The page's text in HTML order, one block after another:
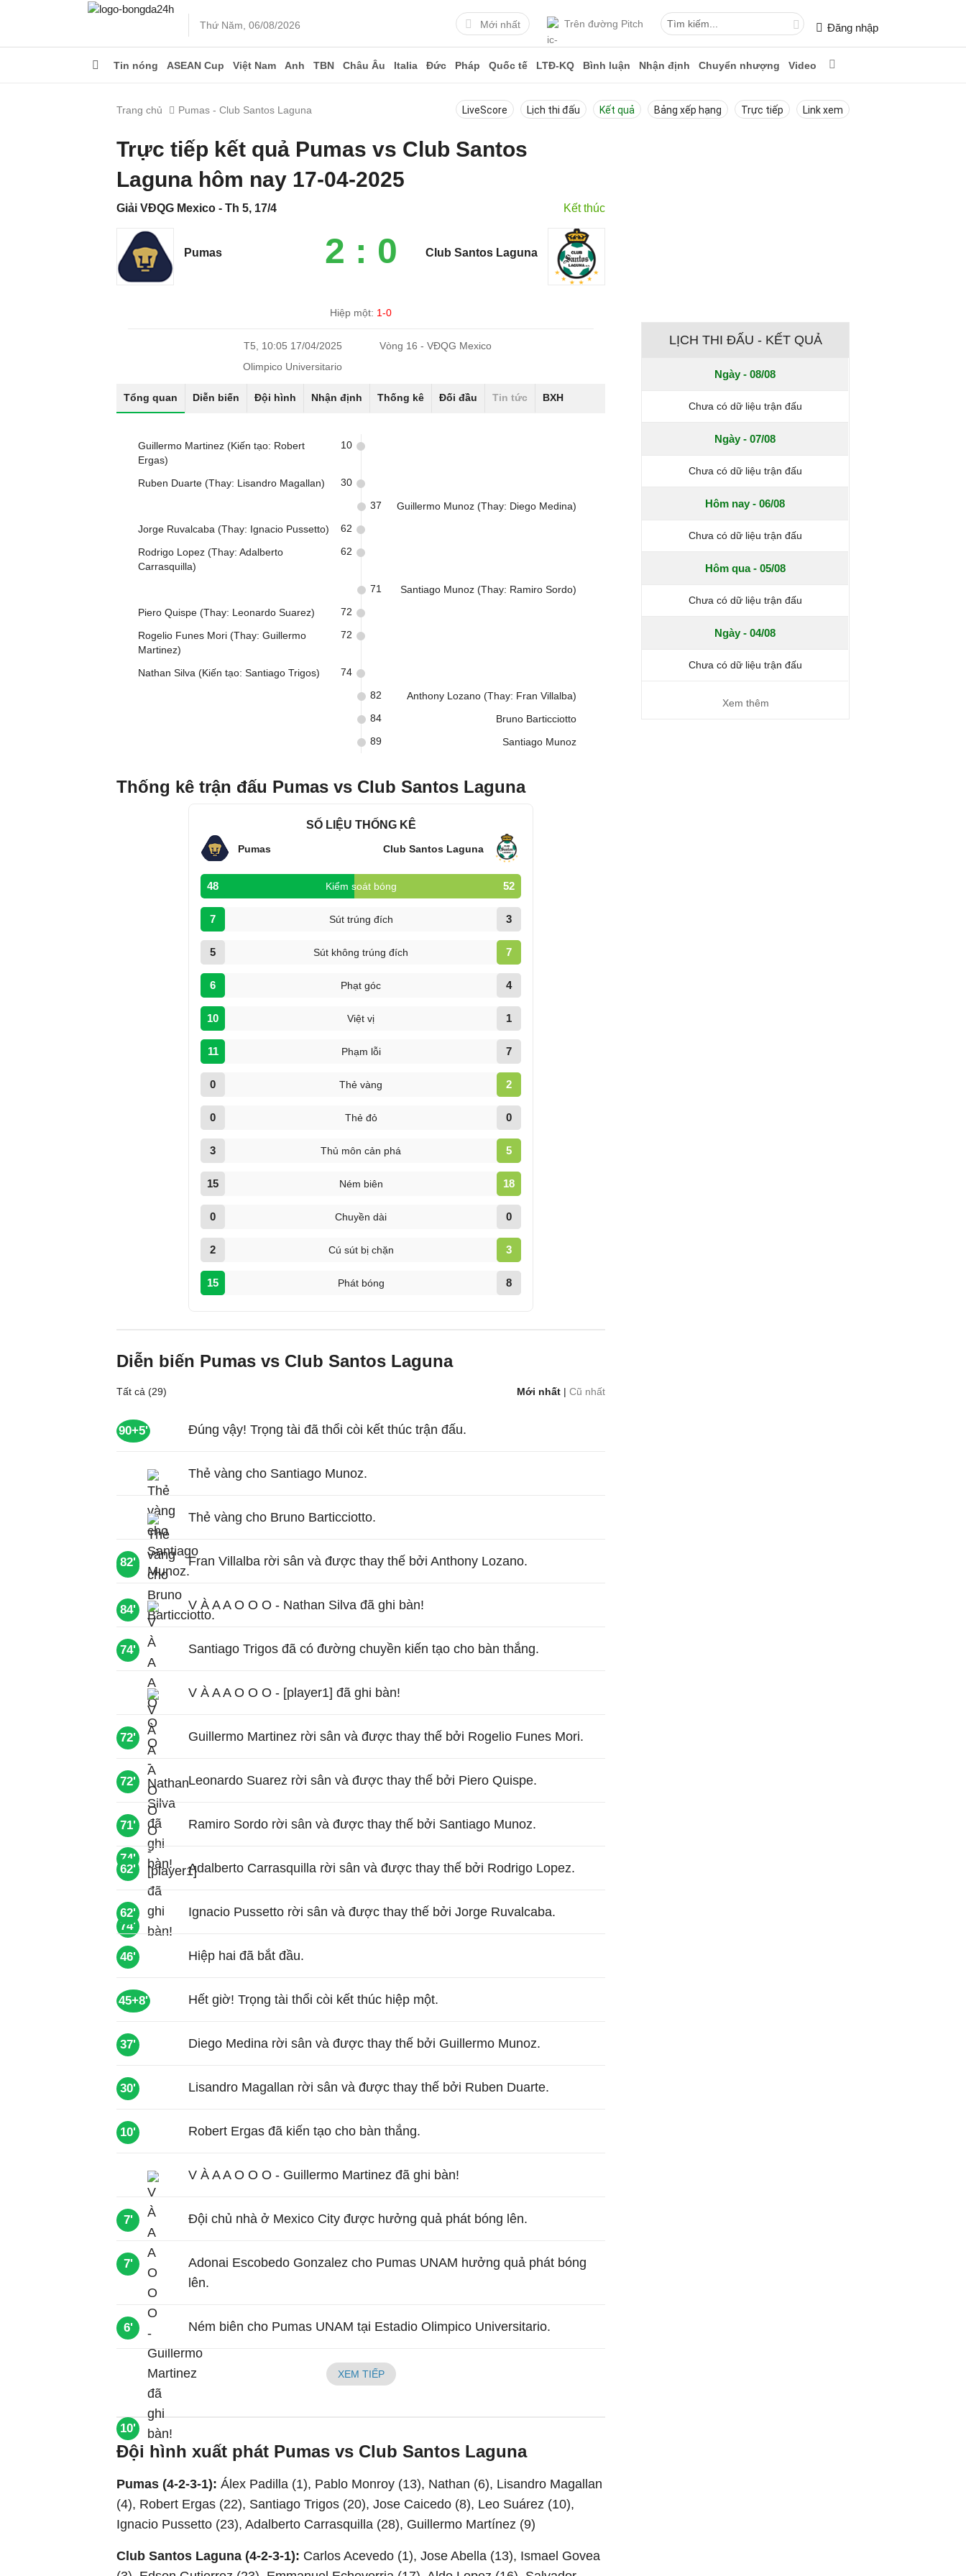
Thứ Năm, 06/08/2026 Mới nhất Trên đường Pitch Đăng nhập
Tin nóng ASEAN Cup Việt Nam Anh TBN Châu Âu Italia Đức Pháp Quốc tế LTĐ-KQ Bình luận Nhận định Chuyển nhượng Video
Trang chủ Pumas - Club Santos Laguna LiveScore Lịch thi đấu Kết quả Bảng xếp hạng Trực tiếp Link xem
Trực tiếp kết quả Pumas vs Club Santos
Laguna hôm nay 17-04-2025
Giải VĐQG Mexico - Th 5, 17/4 Kết thúc
Pumas 2 : 0 Club Santos Laguna
Hiệp một: 1-0
T5, 10:05 17/04/2025
Vòng 16 - VĐQG Mexico
Olimpico Universitario
Tổng quan Diễn biến Đội hình Nhận định Thống kê Đối đầu Tin tức BXH
Guillermo Martinez (Kiến tạo: Robert
Ergas)
10
Ruben Duarte (Thay: Lisandro Magallan) 30
Guillermo Munoz (Thay: Diego Medina)
37
Jorge Ruvalcaba (Thay: Ignacio Pussetto) 62
Rodrigo Lopez (Thay: Adalberto
Carrasquilla)
62
Santiago Munoz (Thay: Ramiro Sordo)
71
Piero Quispe (Thay: Leonardo Suarez) 72
Rogelio Funes Mori (Thay: Guillermo
Martinez)
72
Nathan Silva (Kiến tạo: Santiago Trigos) 74
Anthony Lozano (Thay: Fran Villalba)
82
Bruno Barticciotto
84
Santiago Munoz
89
Thống kê trận đấu Pumas vs Club Santos Laguna
SỐ LIỆU THỐNG KÊ
Pumas Club Santos Laguna
48 Kiểm soát bóng 52
7 Sút trúng đích 3
5 Sút không trúng đích 7
6 Phạt góc 4
10 Việt vị 1
11 Phạm lỗi 7
0 Thẻ vàng 2
0 Thẻ đỏ 0
3 Thủ môn cản phá 5
15 Ném biên 18
0 Chuyền dài 0
2 Cú sút bị chặn 3
15 Phát bóng 8
Diễn biến Pumas vs Club Santos Laguna
Tất cả (29) Mới nhất |Cũ nhất
90+5' Đúng vậy! Trọng tài đã thổi còi kết thúc trận đấu.
89'
Thẻ vàng cho Santiago Munoz.
84'
Thẻ vàng cho Bruno Barticciotto.
82' Fran Villalba rời sân và được thay thế bởi Anthony Lozano.
74'
V À A A O O O - Nathan Silva đã ghi bàn!
74' Santiago Trigos đã có đường chuyền kiến tạo cho bàn thắng.
74'
V À A A O O O - [player1] đã ghi bàn!
72' Guillermo Martinez rời sân và được thay thế bởi Rogelio Funes Mori.
72' Leonardo Suarez rời sân và được thay thế bởi Piero Quispe.
71' Ramiro Sordo rời sân và được thay thế bởi Santiago Munoz.
62' Adalberto Carrasquilla rời sân và được thay thế bởi Rodrigo Lopez.
62' Ignacio Pussetto rời sân và được thay thế bởi Jorge Ruvalcaba.
46' Hiệp hai đã bắt đầu.
45+8' Hết giờ! Trọng tài thổi còi kết thúc hiệp một.
37' Diego Medina rời sân và được thay thế bởi Guillermo Munoz.
30' Lisandro Magallan rời sân và được thay thế bởi Ruben Duarte.
10' Robert Ergas đã kiến tạo cho bàn thắng.
10'
V À A A O O O - Guillermo Martinez đã ghi bàn!
7' Đội chủ nhà ở Mexico City được hưởng quả phát bóng lên.
7'
Adonai Escobedo Gonzalez cho Pumas UNAM hưởng quả phát bóng
lên.
6' Ném biên cho Pumas UNAM tại Estadio Olimpico Universitario.
XEM TIẾP
Đội hình xuất phát Pumas vs Club Santos Laguna
Pumas (4-2-3-1): Álex Padilla (1), Pablo Monroy (13), Nathan (6), Lisandro Magallan
(4), Robert Ergas (22), Santiago Trigos (20), Jose Caicedo (8), Leo Suárez (10),
Ignacio Pussetto (23), Adalberto Carrasquilla (28), Guillermo Martínez (9)
Club Santos Laguna (4-2-3-1): Carlos Acevedo (1), Jose Abella (13), Ismael Govea
LỊCH THI ĐẤU - KẾT QUẢ
Ngày - 08/08
Chưa có dữ liệu trận đấu
Ngày - 07/08
Chưa có dữ liệu trận đấu
Hôm nay - 06/08
Chưa có dữ liệu trận đấu
Hôm qua - 05/08
Chưa có dữ liệu trận đấu
Ngày - 04/08
Chưa có dữ liệu trận đấu
Xem thêm